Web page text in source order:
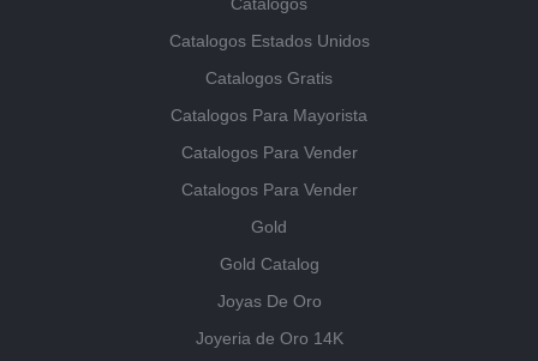
Catalogos Estados Unidos
Catalogos Gratis
Catalogos Para Mayorista
Catalogos Para Vender
Catalogos Para Vender
Gold
Gold Catalog
Joyas De Oro
Joyeria de Oro 14K